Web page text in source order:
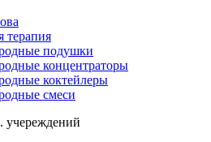
терапия
подушки
концентраторы
коктейлеры
смеси
учереждений